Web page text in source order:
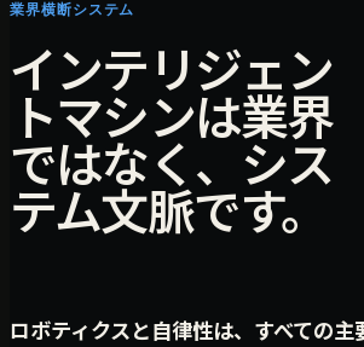
業界横断システム
インテリジェン
トマシンは業界
ではなく、シス
テム文脈です。
ロボティクスと自律性は、すべての主